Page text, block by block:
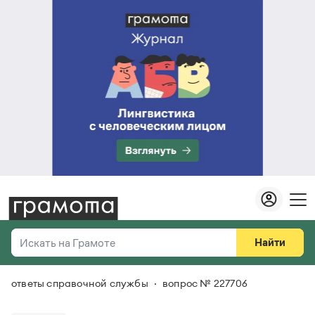
Искать на Грамоте
Справочная служба
Найти
Везде
ответы справочной службы вопрос № 227706